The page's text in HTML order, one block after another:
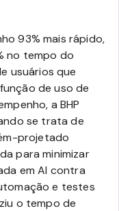
93% mais rápido,
no tempo do
usuários que
de uso de
a BHP
se trata de
projetado
para minimizar
em AI contra
e testes
o tempo de